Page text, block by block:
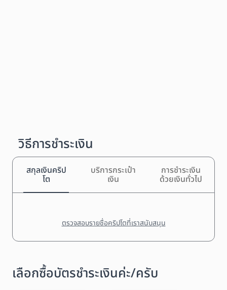
วิธีการชำระเงิน
สกุลเงินคริป
โต
บริการกระเป๋า
เงิน
การชำระเงิน
ด้วยเงินทั่วไป
ตรวจสอบรายชื่อคริปโตที่เราสนับสนุน
เลือกซื้อบัตรชำระเงินค่ะ/ครับ